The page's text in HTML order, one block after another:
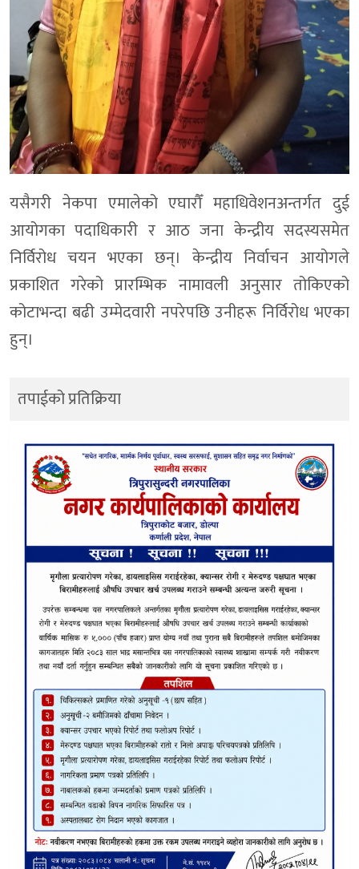
यसैगरी नेकपा एमालेको एघारौँ महाधिवेशनअन्तर्गत दुई
आयोगका पदाधिकारी र आठ जना केन्द्रीय सदस्यसमेत
निर्विरोध चयन भएका छन्। केन्द्रीय निर्वाचन आयोगले
प्रकाशित गरेको प्रारम्भिक नामावली अनुसार तोकिएको
कोटाभन्दा बढी उम्मेदवारी नपरेपछि उनीहरू निर्विरोध भएका
हुन्।
तपाईको प्रतिक्रिया